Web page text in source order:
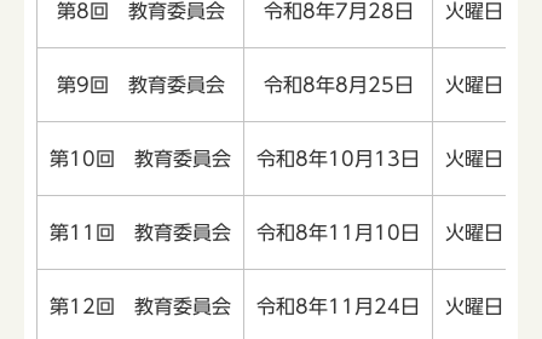
第8回 教育委員会 令和8年7月28日 火曜日
第9回 教育委員会 令和8年8月25日 火曜日
第10回 教育委員会 令和8年10月13日 火曜日
第11回 教育委員会 令和8年11月10日 火曜日
第12回 教育委員会 令和8年11月24日 火曜日